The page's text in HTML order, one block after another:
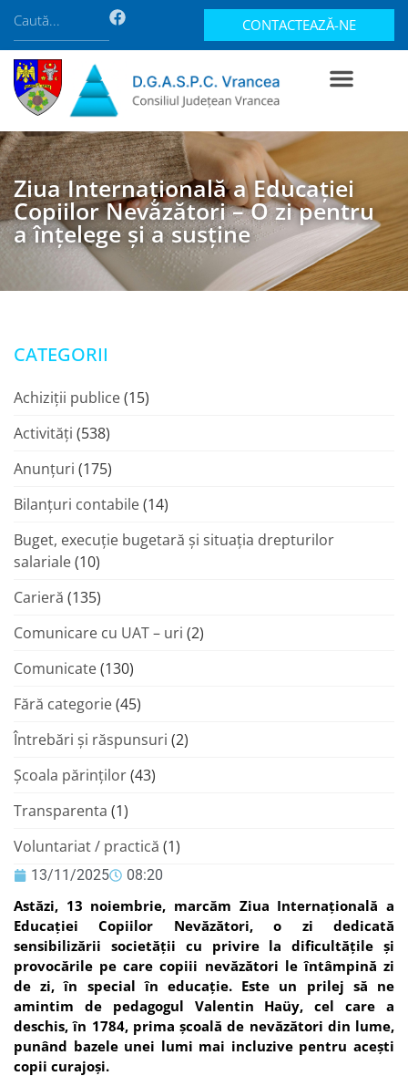
CONTACTEAZĂ-NE
Ziua Internațională a Educației
Copiilor Nevăzători – O zi pentru
a înțelege și a susține
13/11/2025 08:20
Astăzi, 13 noiembrie, marcăm Ziua Internațională a
Educației Copiilor Nevăzători, o zi dedicată
sensibilizării societății cu privire la dificultățile și
provocările pe care copiii nevăzători le întâmpină zi
de zi, în special în educație. Este un prilej să ne
amintim de pedagogul Valentin Haüy, cel care a
deschis, în 1784, prima școală de nevăzători din lume,
punând bazele unei lumi mai incluzive pentru acești
copii curajoși.
CATEGORII
Achiziții publice(15)
Activități (538)
Anunțuri (175)
Bilanțuri contabile(14)
Buget, execuție bugetară și situația drepturilor
salariale(10)
Carieră (135)
Comunicare cu UAT – uri (2)
Comunicate(130)
Fără categorie(45)
Întrebări și răspunsuri (2)
Şcoala părinţilor(43)
Transparenta (1)
Voluntariat / practică (1)